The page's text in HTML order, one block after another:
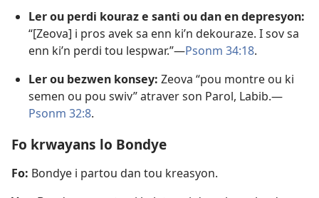
Ler ou perdi kouraz e santi ou dan en depresyon:
“[Zeova] i pros avek sa enn ki’n dekouraze. I sov sa
enn ki’n perdi tou lespwar.”​—Psonm 34:18.
Ler ou bezwen konsey: Zeova “pou montre ou ki
semen ou pou swiv” atraver son Parol, Labib.​—
Psonm 32:8.
Fo krwayans lo Bondye
Fo: Bondye i partou dan tou kreasyon.